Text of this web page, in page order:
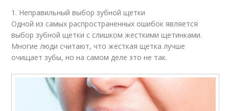
1. Неправильный выбор зубной щетки
Одной из самых распространенных ошибок является
выбор зубной щетки с слишком жесткими щетинками.
Многие люди считают, что жесткая щетка лучше
очищает зубы, но на самом деле это не так.